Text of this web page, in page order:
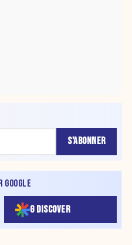
S'ABONNER
G DISCOVER